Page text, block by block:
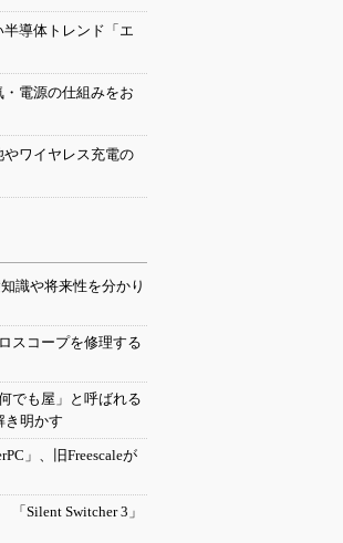
導体トレンド「エ
電源の仕組みをお
ワイヤレス充電の
識や将来性を分かり
スコープを修理する
でも屋」と呼ばれる
き明かす
」、旧Freescaleが
Silent Switcher 3」